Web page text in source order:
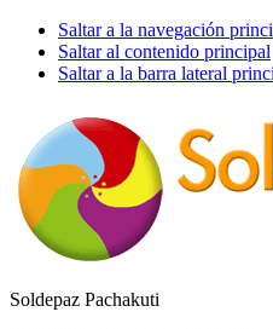
Saltar a la navegación
Saltar al contenido principal
Saltar a la barra lateral
Soldepaz Pachakuti